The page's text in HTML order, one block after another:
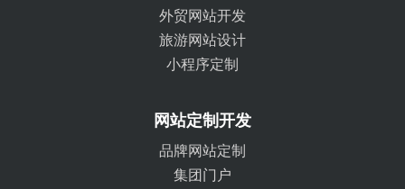
外贸网站开发
旅游网站设计
小程序定制
网站定制开发
品牌网站定制
集团门户